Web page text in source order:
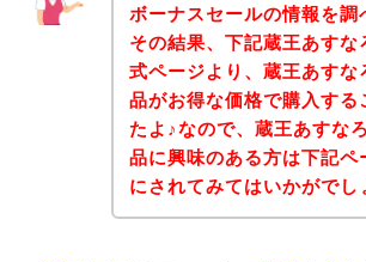
ボーナスセールの情報を調
その結果、下記蔵王あすな
式ページより、蔵王あすな
品がお得な価格で購入する
たよ♪なので、蔵王あすな
品に興味のある方は下記ペ
にされてみてはいかがでし